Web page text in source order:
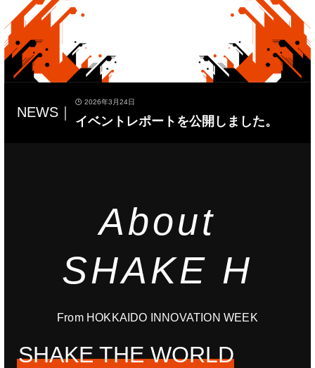
NEWS｜
2026年3月24日
イベントレポートを公開しました。
About
SHAKE H
From HOKKAIDO INNOVATION WEEK
SHAKE THE WORLD